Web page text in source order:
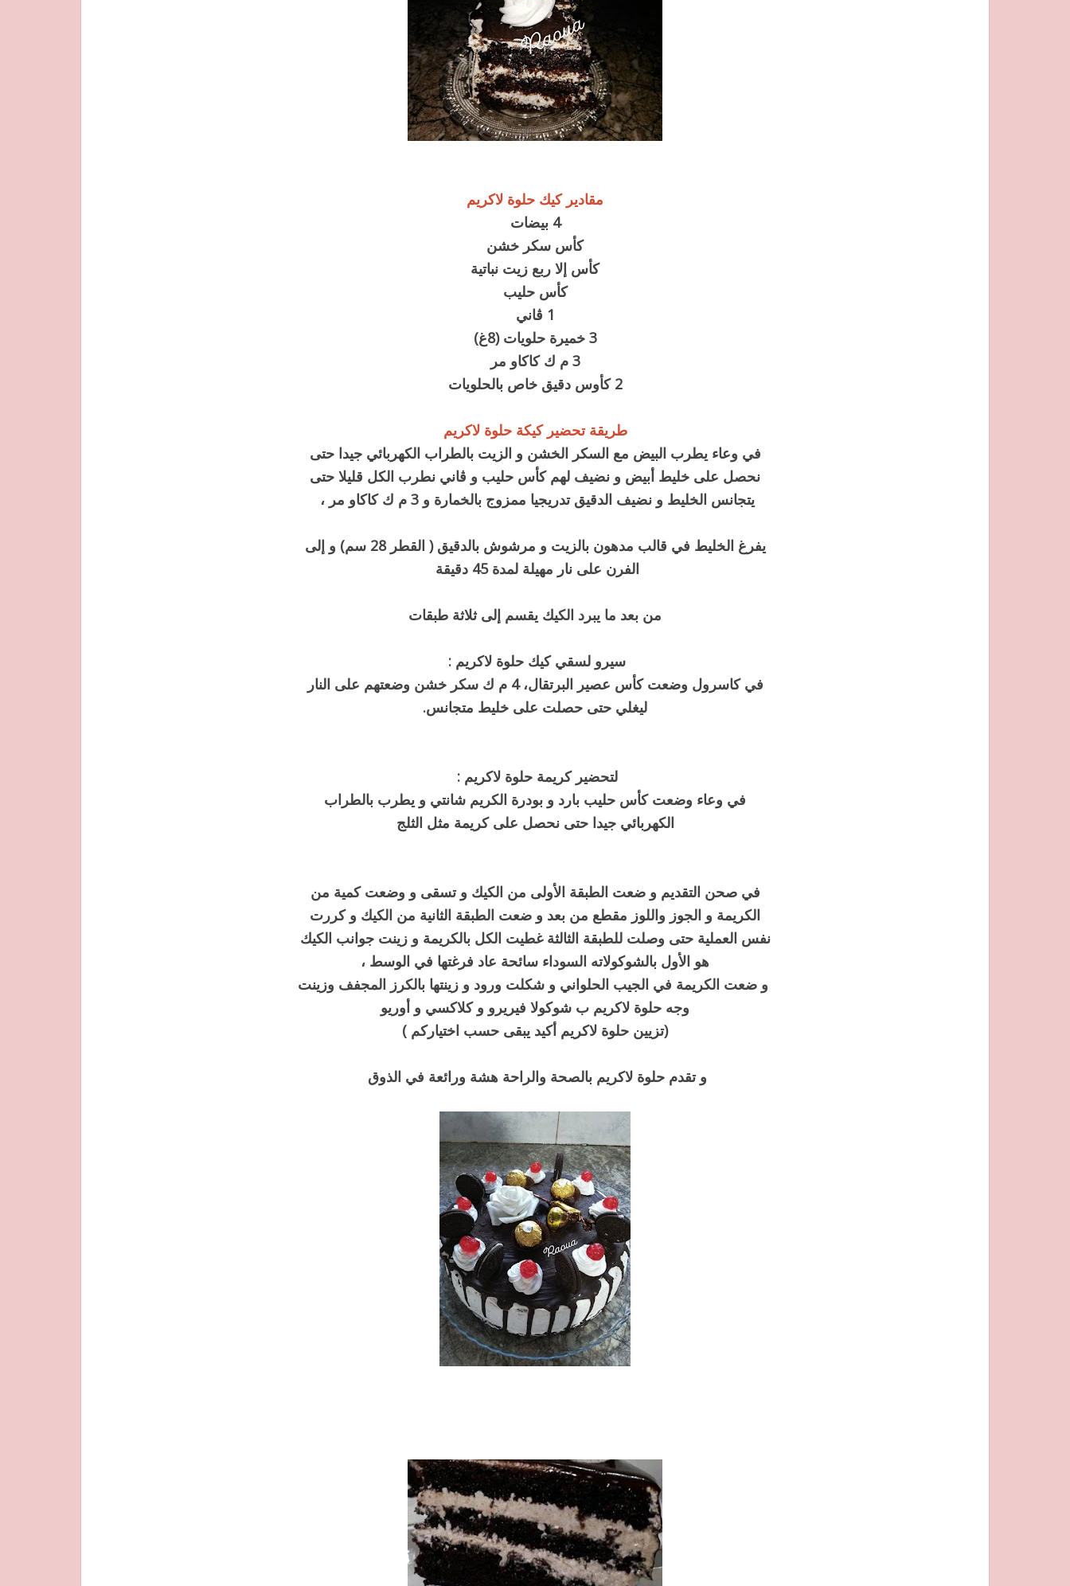
مقادير كيك حلوة لاكريم
4 بيضات
كأس سكر خشن
كأس إلا ربع زيت نباتية
كأس حليب
1 ڤاني
3 خميرة حلويات (8غ)
3 م ك كاكاو مر
2 كأوس دقيق خاص بالحلويات
طريقة تحضير كيكة حلوة لاكريم
في وعاء يطرب البيض مع السكر الخشن و الزيت بالطراب الكهربائي جيدا حتى
نحصل على خليط أبيض و نضيف لهم كأس حليب و ڤاني نطرب الكل قليلا حتى
يتجانس الخليط و نضيف الدقيق تدريجيا ممزوج بالخمارة و 3 م ك كاكاو مر ،
يفرغ الخليط في قالب مدهون بالزيت و مرشوش بالدقيق ( القطر 28 سم) و إلى
الفرن على نار مهيلة لمدة 45 دقيقة
من بعد ما يبرد الكيك يقسم إلى ثلاثة طبقات
سيرو لسقي كيك حلوة لاكريم :
في كاسرول وضعت كأس عصير البرتقال، 4 م ك سكر خشن وضعتهم على النار
ليغلي حتى حصلت على خليط متجانس.
لتحضير كريمة حلوة لاكريم :
في وعاء وضعت كأس حليب بارد و بودرة الكريم شانتي و يطرب بالطراب
الكهربائي جيدا حتى نحصل على كريمة مثل الثلج
في صحن التقديم و ضعت الطبقة الأولى من الكيك و تسقى و وضعت كمية من
الكريمة و الجوز واللوز مقطع من بعد و ضعت الطبقة الثانية من الكيك و كررت
نفس العملية حتى وصلت للطبقة الثالثة غطيت الكل بالكريمة و زينت جوانب الكيك
هو الأول بالشوكولاته السوداء سائحة عاد فرغتها في الوسط ،
و ضعت الكريمة في الجيب الحلواني و شكلت ورود و زينتها بالكرز المجفف وزينت
وجه حلوة لاكريم ب شوكولا فيريرو و كلاكسي و أوريو
(تزيين حلوة لاكريم أكيد يبقى حسب اختياركم )
و تقدم حلوة لاكريم بالصحة والراحة هشة ورائعة في الذوق